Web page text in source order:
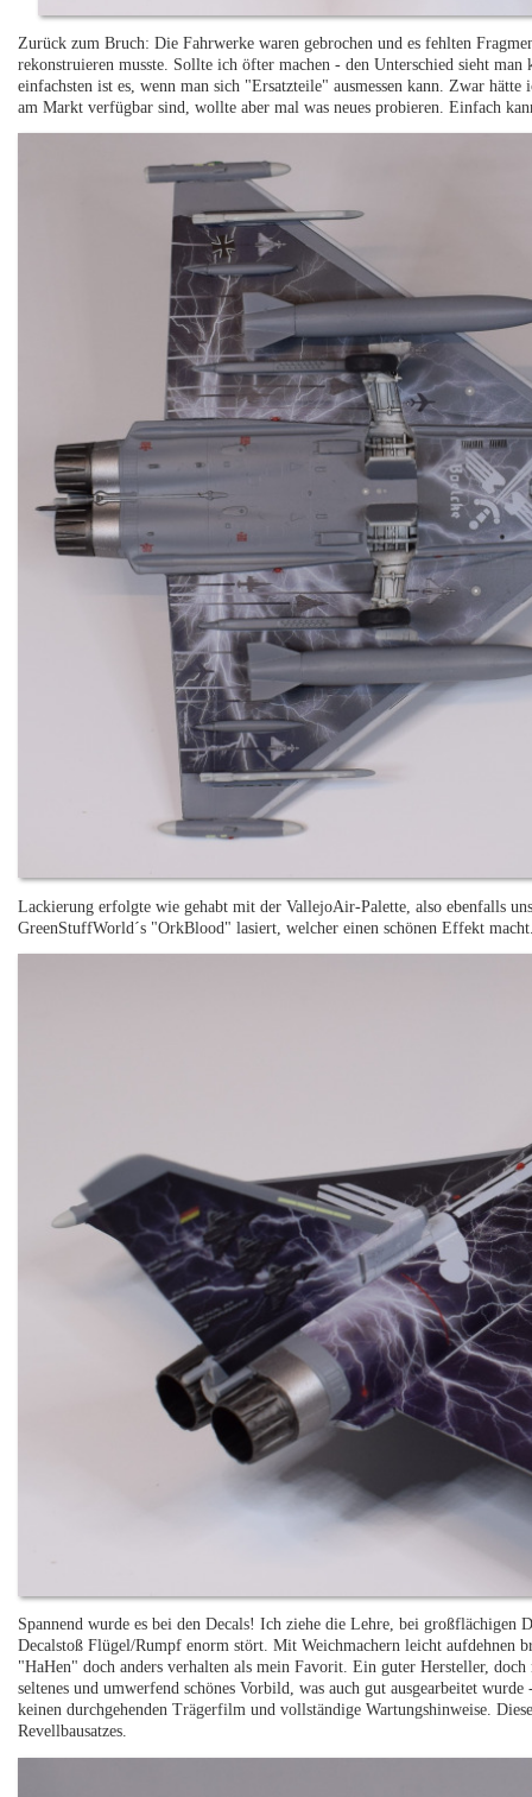
Zurück zum Bruch: Die Fahrwerke waren gebrochen und es fehlten
rekonstruieren musste. Sollte ich öfter machen - den Unterschied sieht
einfachsten ist es, wenn man sich "Ersatzteile" ausmessen kann. Zwar
am Markt verfügbar sind, wollte aber mal was neues probieren. Einfach
Lackierung erfolgte wie gehabt mit der VallejoAir-Palette, also ebenfalls
GreenStuffWorld´s "OrkBlood" lasiert, welcher einen schönen Effekt
Spannend wurde es bei den Decals! Ich ziehe die Lehre, bei großflächigen
Decalstoß Flügel/Rumpf enorm stört. Mit Weichmachern leicht aufdehnen
"HaHen" doch anders verhalten als mein Favorit. Ein guter Hersteller,
seltenes und umwerfend schönes Vorbild, was auch gut ausgearbeitet
keinen durchgehenden Trägerfilm und vollständige Wartungshinweise.
Revellbausatzes.